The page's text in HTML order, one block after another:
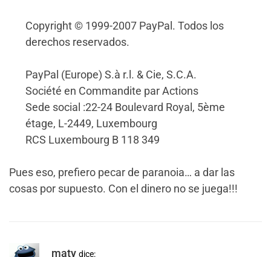
Copyright © 1999-2007 PayPal. Todos los
derechos reservados.
PayPal (Europe) S.à r.l. & Cie, S.C.A.
Société en Commandite par Actions
Sede social :22-24 Boulevard Royal, 5ème
étage, L-2449, Luxembourg
RCS Luxembourg B 118 349
Pues eso, prefiero pecar de paranoia… a dar las
cosas por supuesto. Con el dinero no se juega!!!
maty dice: